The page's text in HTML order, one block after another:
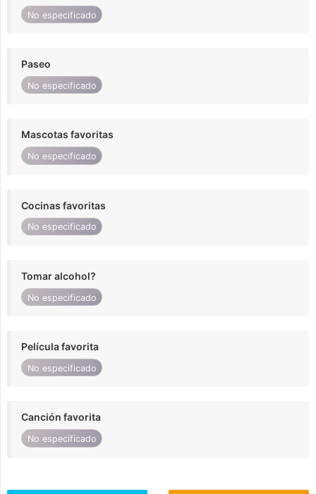
No especificado
Paseo
No especificado
Mascotas favoritas
No especificado
Cocinas favoritas
No especificado
Tomar alcohol?
No especificado
Película favorita
No especificado
Canción favorita
No especificado